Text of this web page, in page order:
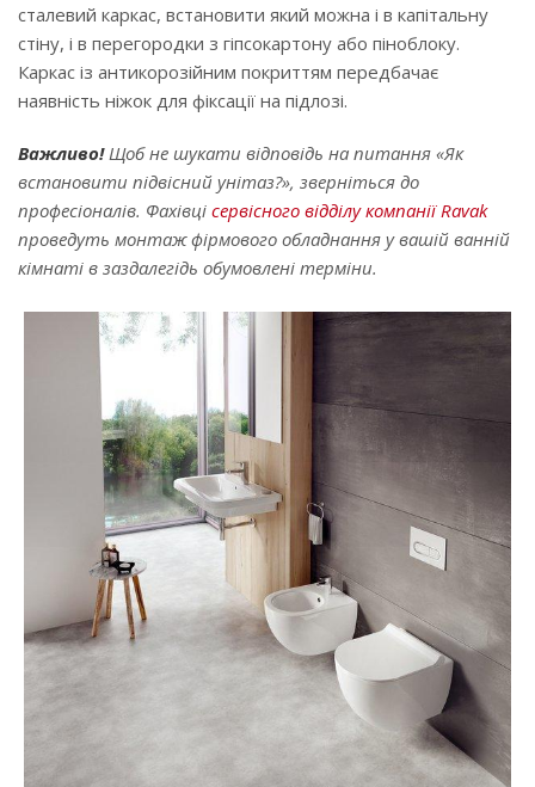
сталевий каркас, встановити який можна і в капітальну
стіну, і в перегородки з гіпсокартону або піноблоку.
Каркас із антикорозійним покриттям передбачає
наявність ніжок для фіксації на підлозі.
Важливо!Щоб не шукати відповідь на питання «Як
встановити підвісний унітаз?», зверніться до
професіоналів. Фахівці сервісного відділу компанії Ravak
проведуть монтаж фірмового обладнання у вашій ванній
кімнаті в заздалегідь обумовлені терміни.